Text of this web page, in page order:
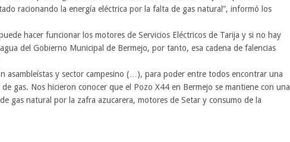
racionando la energía eléctrica por la falta de gas natural”, informó los
hacer funcionar los motores de Servicios Eléctricos de Tarija y si no hay
del Gobierno Municipal de Bermejo, por tanto, esa cadena de falencias
asambleístas y sector campesino (…), para poder entre todos encontrar una
gas. Nos hicieron conocer que el Pozo X44 en Bermejo se mantiene con una
gas natural por la zafra azucarera, motores de Setar y consumo de la